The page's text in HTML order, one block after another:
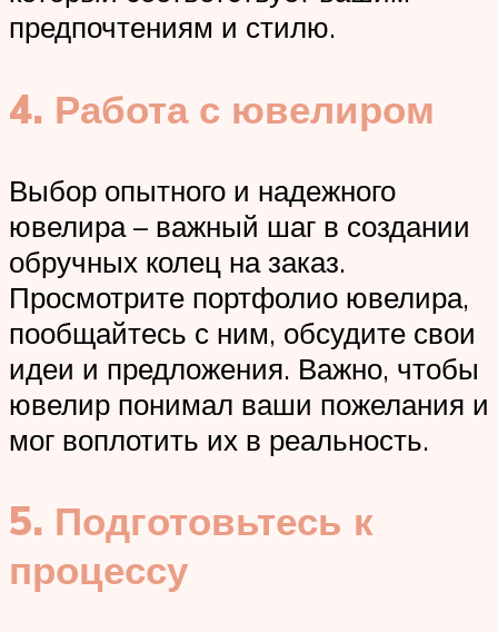
предпочтениям и стилю.
4. Работа с ювелиром
Выбор опытного и надежного
ювелира – важный шаг в создании
обручных колец на заказ.
Просмотрите портфолио ювелира,
пообщайтесь с ним, обсудите свои
идеи и предложения. Важно, чтобы
ювелир понимал ваши пожелания и
мог воплотить их в реальность.
5. Подготовьтесь к
процессу